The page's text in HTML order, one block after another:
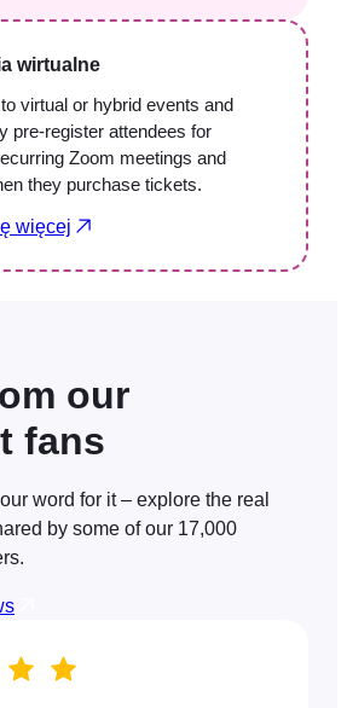
wirtualne
virtual or hybrid events and
pre-register attendees for
Zoom meetings and
they purchase tickets.
więcej
our
fans
word for it – explore the real
by some of our 17,000